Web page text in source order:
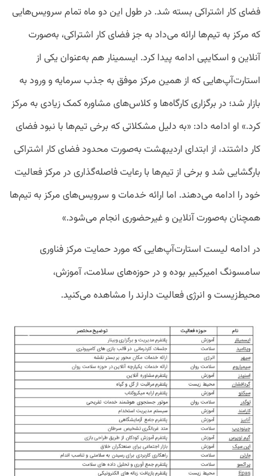
فضای کار اشتراکی بسته شد. در طول این دو ماه تمام سرویس‌هایی
که مرکز به تیم‌ها ارائه می‌داد به جز فضای کار اشتراکی، به‌صورت
آنلاین و اسکایپی ادامه پیدا کرد. ایسمینار هم به‌عنوان یکی از
استارت‌آپ‌هایی که از همین مرکز موفق به جذب سرمایه و ورود به
بازار شد؛ در برگزاری کارگاه‌ها و کلاس‌های مشاوره کمک زیادی به مرکز
کرد.» او ادامه داد: «به دلیل مشکلاتی که برخی تیم‌ها با نبود فضای
کار داشتند، از ابتدای اردیبهشت به‌صورت محدود فضای کار اشتراکی
بارگشایی شد و برخی از تیم‌ها با رعایت فاصله‌گذاری در مرکز فعالیت
خود را ادامه می‌دهند. اما ارائه خدمات و سرویس‌های مرکز به تیم‌ها
همچنان به‌صورت آنلاین و غیرحضوری انجام می‌شود.»
در ادامه لیست استارت‌آپ‌هایی که مورد حمایت مرکز فناوری
سامسونگ امیرکبیر بوده و در حوزه‌های سلامت، آموزش،
محیط‌زیست و انرژی فعالیت دارند را مشاهده می‌کنید.